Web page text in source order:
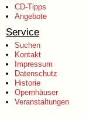
CD-Tipps
Angebote
Service
Suchen
Kontakt
Impressum
Datenschutz
Historie
Opernhäuser
Veranstaltungen